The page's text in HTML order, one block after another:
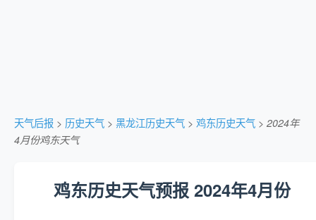
天气后报 > 历史天气 > 黑龙江历史天气 > 鸡东历史天气 > 2024年
4月份鸡东天气
鸡东历史天气预报 2024年4月份